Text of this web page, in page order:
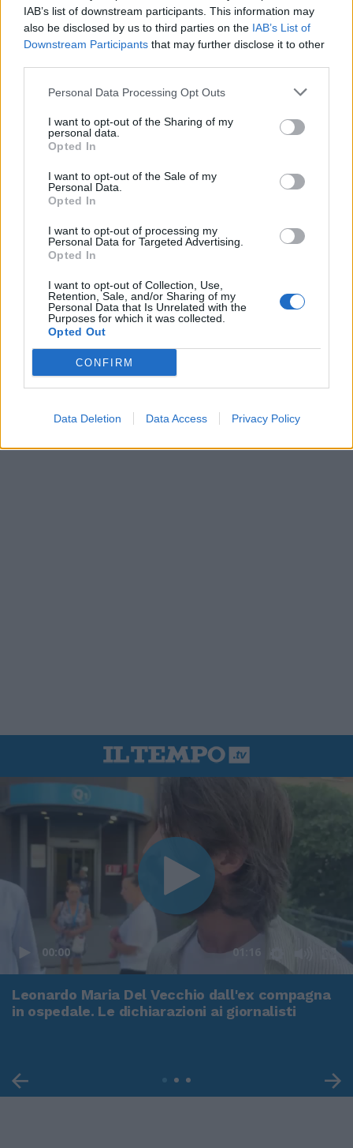
IAB’s list of downstream participants. This information may
also be disclosed by us to third parties on the IAB’s List of
Downstream Participants that may further disclose it to other
Personal Data Processing Opt Outs
I want to opt-out of the Sharing of my
personal data.
Opted In
I want to opt-out of the Sale of my
Personal Data.
Opted In
I want to opt-out of processing my
Personal Data for Targeted Advertising.
Opted In
I want to opt-out of Collection, Use,
Retention, Sale, and/or Sharing of my
Personal Data that Is Unrelated with the
Purposes for which it was collected.
Opted Out
CONFIRM
Data Deletion Data Access Privacy Policy
In evidenza
00:00 01:16
Leonardo Maria Del Vecchio dall'ex compagna
in ospedale. Le dichiarazioni ai giornalisti